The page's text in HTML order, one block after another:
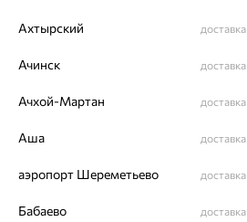
Ахтырский доставка
Ачинск доставка
Ачхой-Мартан доставка
Аша доставка
аэропорт Шереметьево доставка
Бабаево доставка